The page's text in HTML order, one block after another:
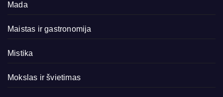
Mada
Maistas ir gastronomija
Mistika
Mokslas ir švietimas